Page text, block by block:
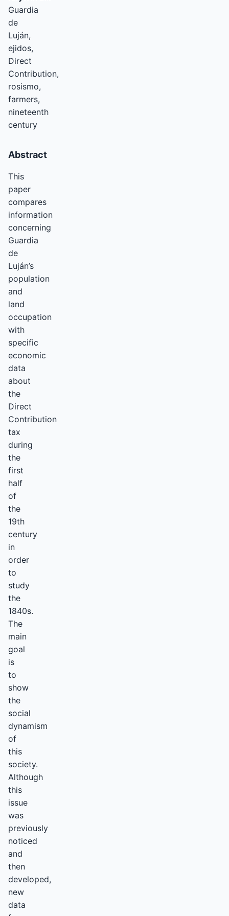
Guardia
de
Luján,
ejidos,
Direct
Contribution,
rosismo,
farmers,
nineteenth
century
Abstract
This
paper
compares
information
concerning
Guardia
de
Luján’s
population
and
land
occupation
with
specific
economic
data
about
the
Direct
Contribution
tax
during
the
first
half
of
the
19th
century
in
order
to
study
the
1840s.
The
main
goal
is
to
show
the
social
dynamism
of
this
society.
Although
this
issue
was
previously
noticed
and
then
developed,
new
data